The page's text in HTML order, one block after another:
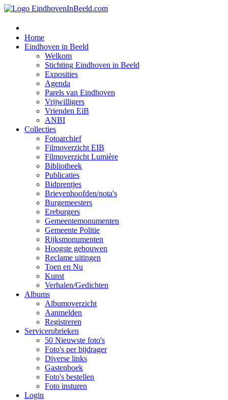
Home
Eindhoven in Beeld
Welkom
Stichting Eindhoven in Beeld
Exposities
Agenda
Parels van Eindhoven
Vrijwilligers
Vrienden EiB
ANBI
Collecties
Fotoarchief
Filmoverzicht EIB
Filmoverzicht Lumière
Bibliotheek
Publicaties
Bidprentjes
Brievenhoofden/nota's
Burgemeesters
Ereburgers
Gemeentemonumenten
Gemeente Politie
Rijksmonumenten
Hoogste gebouwen
Reclame uitingen
Toen en Nu
Kunst
Verhalen/Gedichten
Albums
Albumoverzicht
Aanmelden
Registreren
Servicerubrieken
50 Nieuwste foto's
Foto's per bijdrager
Diverse links
Gastenboek
Foto's bestellen
Foto insturen
Login